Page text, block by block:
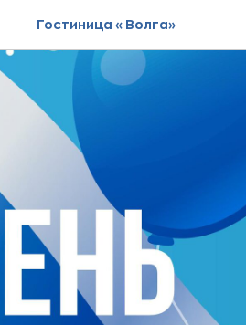
Гостиница «Волга»